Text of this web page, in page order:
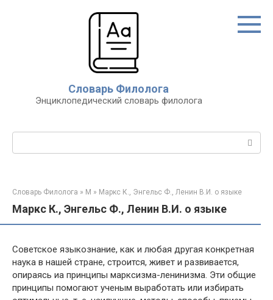
Словарь Филолога
Энциклопедический словарь филолога
Словарь Филолога » М » Маркс К., Энгельс Ф., Ленин В.И. о языке
Маркс К., Энгельс Ф., Ленин В.И. о языке
Советское языкознание, как и любая другая конкретная
наука в нашей стране, строится, живет и развивается,
опираясь иа принципы марксизма-ленинизма. Эти общие
принципы помогают ученым выработать или избирать